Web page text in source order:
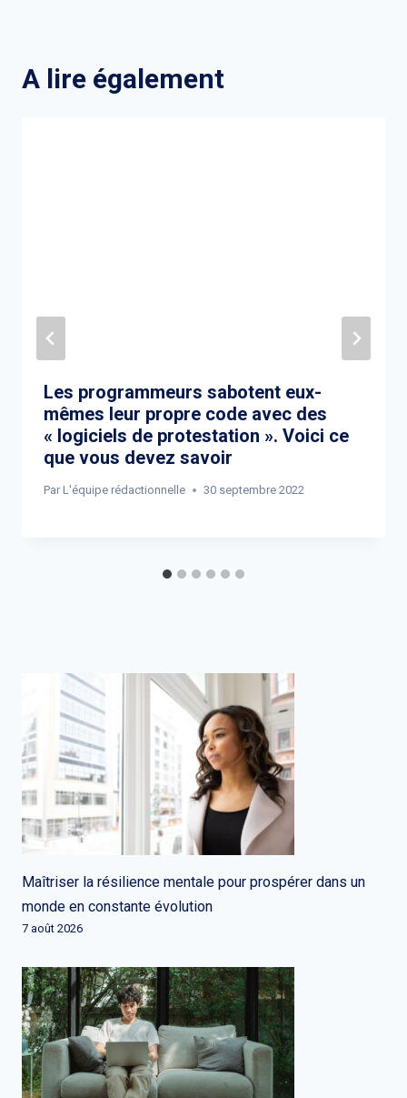
A lire également
Les programmeurs sabotent eux-
mêmes leur propre code avec des
« logiciels de protestation ». Voici ce
que vous devez savoir
Par L'équipe rédactionnelle 30 septembre 2022
Maîtriser la résilience mentale pour prospérer dans un
monde en constante évolution
7 août 2026